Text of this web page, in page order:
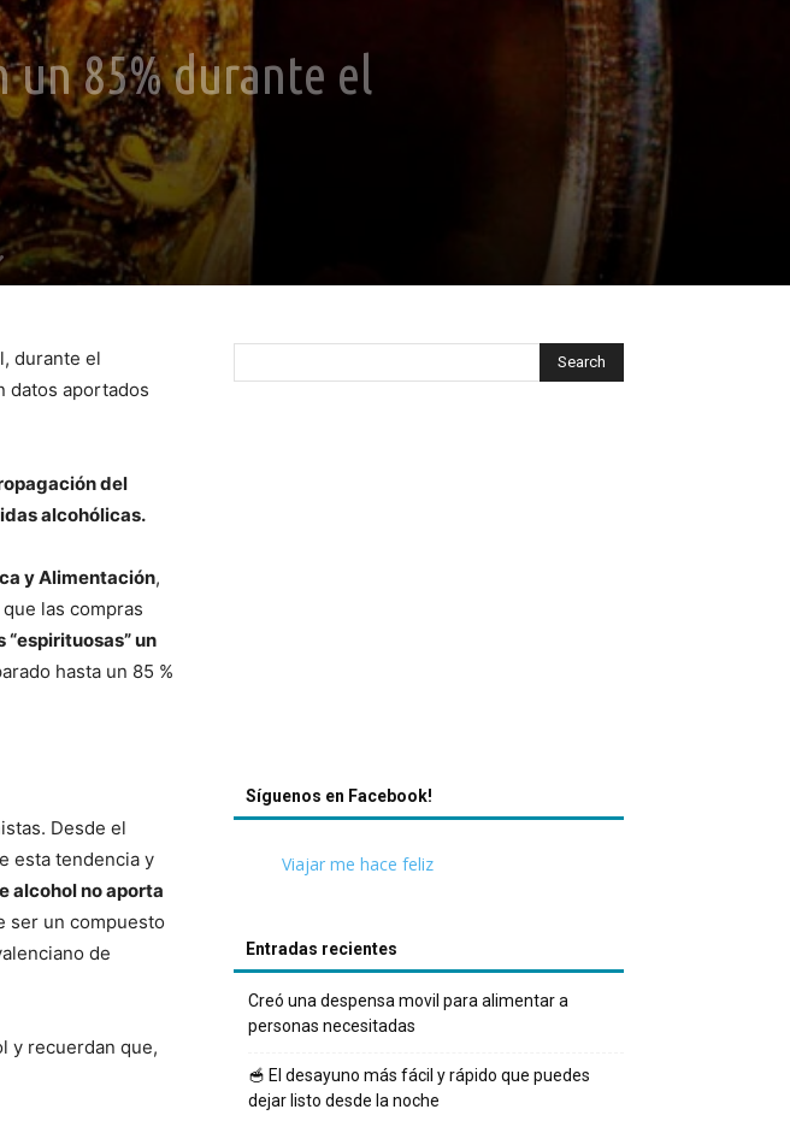
un 85% durante el
durante el
datos aportados
del
alcohólicas.
y Alimentación,
las compras
un
hasta un 85 %
Desde el
esta tendencia y
alcohol no aporta
ser un compuesto
de
y recuerdan que,
Síguenos en Facebook!
Viajar me hace feliz
Entradas recientes
Creó una despensa movil para alimentar a
personas necesitadas
🥣 El desayuno más fácil y rápido que puedes
dejar listo desde la noche